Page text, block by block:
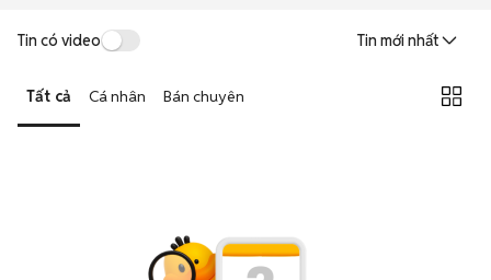
Tin có video Tin mới nhất
Tất cả Cá nhân Bán chuyên